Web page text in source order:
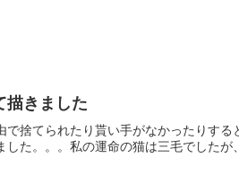
描きました
捨てられたり貰い手がなかったりする
た。。。私の運命の猫は三毛でしたが